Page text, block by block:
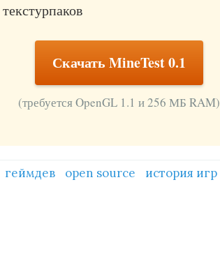
Скачать MineTest 0.1
(требуется OpenGL 1.1 и 256 МБ RAM)
геймдев open source история игр